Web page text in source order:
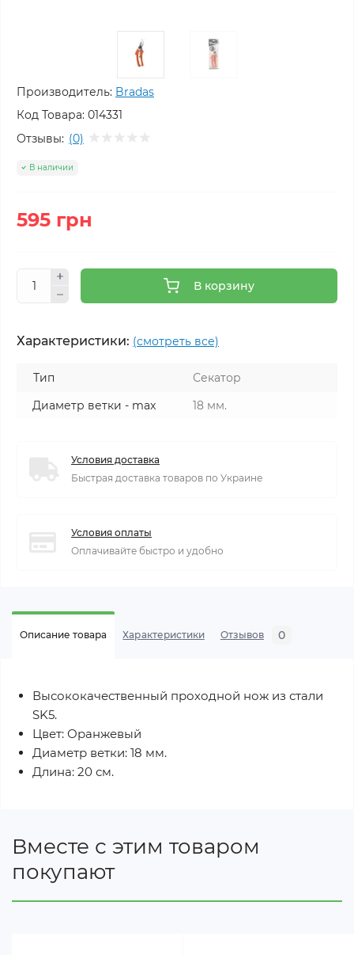
Производитель: Bradas
Код Товара: 014331
Отзывы: (0)
В наличии
595 грн
В корзину
Характеристики: (смотреть все)
Тип
Секатор
Диаметр ветки - max
18 мм.
Условия доставка
Быстрая доставка товаров по Украине
Условия оплаты
Оплачивайте быстро и удобно
Описание товара Характеристики Отзывов 0
Высококачественный проходной нож из стали
SK5.
Цвет: Оранжевый
Диаметр ветки: 18 мм.
Длина: 20 см.
Вместе с этим товаром
покупают